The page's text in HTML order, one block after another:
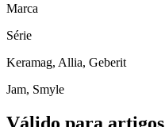
Marca
Série
Keramag, Allia, Geberit
Jam, Smyle
Válido para artigos